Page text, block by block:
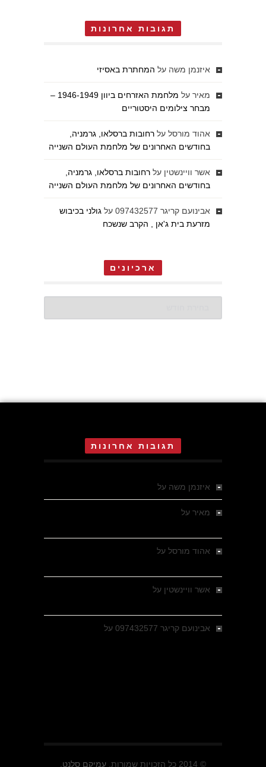
תגובות אחרונות
איזנמן משה על המחתרת באסיזי
מאיר על
מלחמת האזרחים ביוון 1946-1949 –
מבחר צילומים היסטוריים
אהוד מורסל על רחובות ברסלאו, גרמניה,
בחודשים האחרונים של מלחמת העולם השנייה
אשר וויינשטין על רחובות ברסלאו, גרמניה,
בחודשים האחרונים של מלחמת העולם השנייה
אבינועם קריגר 097432577 על גולני בכיבוש
מזרעת בית ג'אן , הקרב שנשכח
ארכיונים
תגובות אחרונות
איזנמן משה על
מאיר על
אהוד מורסל על
אשר וויינשטין על
אבינועם קריגר 097432577 על
© 2014 כל הזכויות שמורות. עמיקם סלנט.